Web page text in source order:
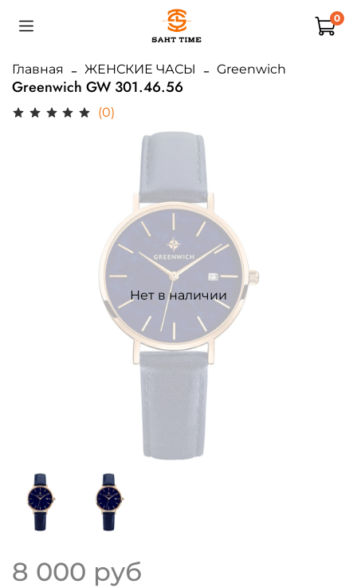
0
Главная ЖЕНСКИЕ ЧАСЫ Greenwich
Greenwich GW 301.46.56
(0)
Нет в наличии
8 000 руб